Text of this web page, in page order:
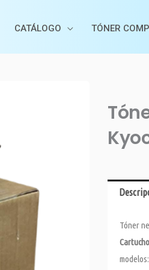
CATÁLOGO TÓNER
Tóner
modelos: